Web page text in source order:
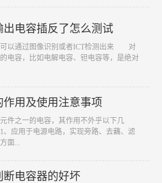
出电容插反了怎么测试
可以通过图像识别或者ICT检测出来 对
电容，比如电解电容、钽电容等，是绝对
作用及使用注意事项
件之一的电容，其作用不外乎以下几
用于电源电路，实现旁路、去藕、滤
面...
断电容器的好坏